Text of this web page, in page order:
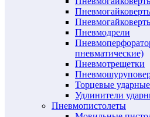
Пневмодрели
пневматические)
Пневмотрещетки
Торцевые
Удлинители
Пневмопистолеты